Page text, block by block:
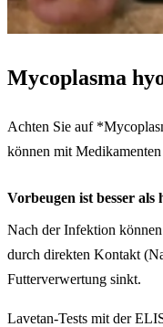
Mycoplasma
Achten Sie auf
können mit
Vorbeugen ist besser als
Nach der Infektion
durch direkten Kontakt
Futterverwertung sinkt.
Lavetan-Tests mit der